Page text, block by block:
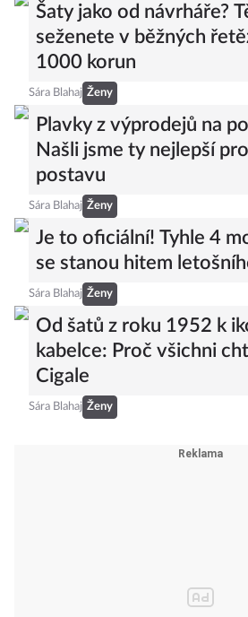
Šaty jako od návrháře?
seženete v běžných
1000 korun
Sára Blahaj Ženy
Plavky z výprodejů na
Našli jsme ty nejlepší
postavu
Sára Blahaj Ženy
Je to oficiální! Tyhle 4
se stanou hitem
Sára Blahaj Ženy
Od šatů z roku 1952 k
kabelce: Proč všichni
Cigale
Sára Blahaj Ženy